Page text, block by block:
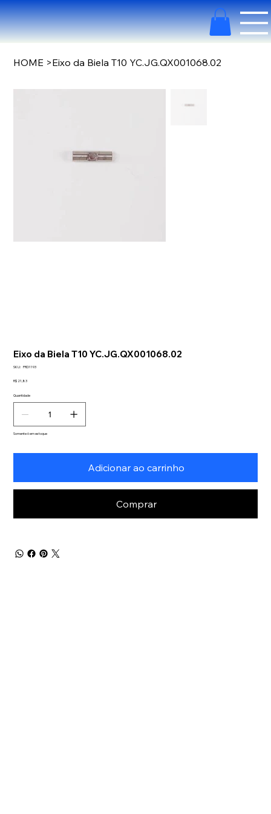
HOME >Eixo da Biela T10 YC.JG.QX001068.02
Eixo da Biela T10 YC.JG.QX001068.02
SKU: SKU
PRD1193
Preço
R$ 21,83
Quantidade
Somente 6 em estoque
Adicionar ao carrinho
Comprar